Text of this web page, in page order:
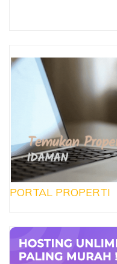
PORTAL PROPERTI